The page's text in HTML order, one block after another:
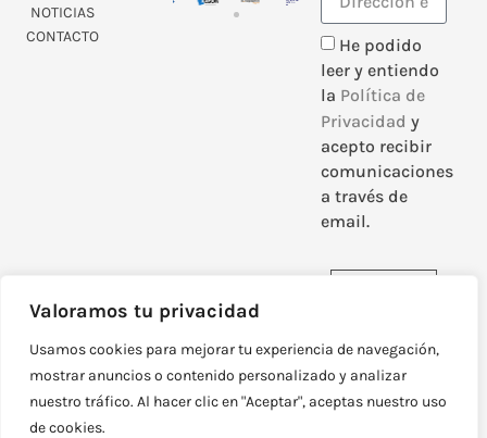
Valoramos tu privacidad
Usamos cookies para mejorar tu experiencia de navegación,
mostrar anuncios o contenido personalizado y analizar
nuestro tráfico. Al hacer clic en "Aceptar", aceptas nuestro uso
de cookies.
NOTICIAS
CONTACTO
He podido
leer y entiendo
la Política de
Privacidad y
acepto recibir
comunicaciones
a través de
email.